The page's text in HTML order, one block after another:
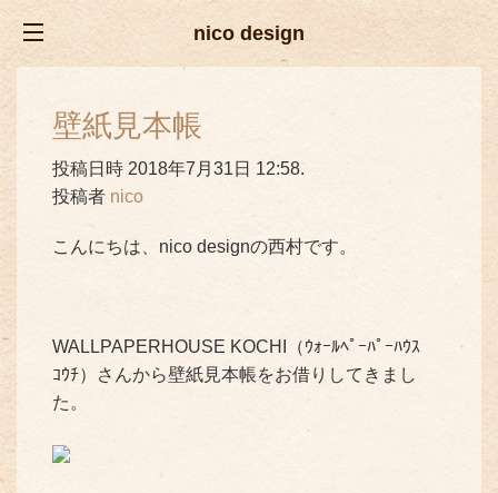
nico design
壁紙見本帳
投稿日時 2018年7月31日 12:58.
投稿者 nico
こんにちは、nico designの西村です。
WALLPAPERHOUSE KOCHI（ｳｫｰﾙﾍﾟｰﾊﾟｰﾊｳｽ
ｺｳﾁ）さんから壁紙見本帳をお借りしてきまし
た。